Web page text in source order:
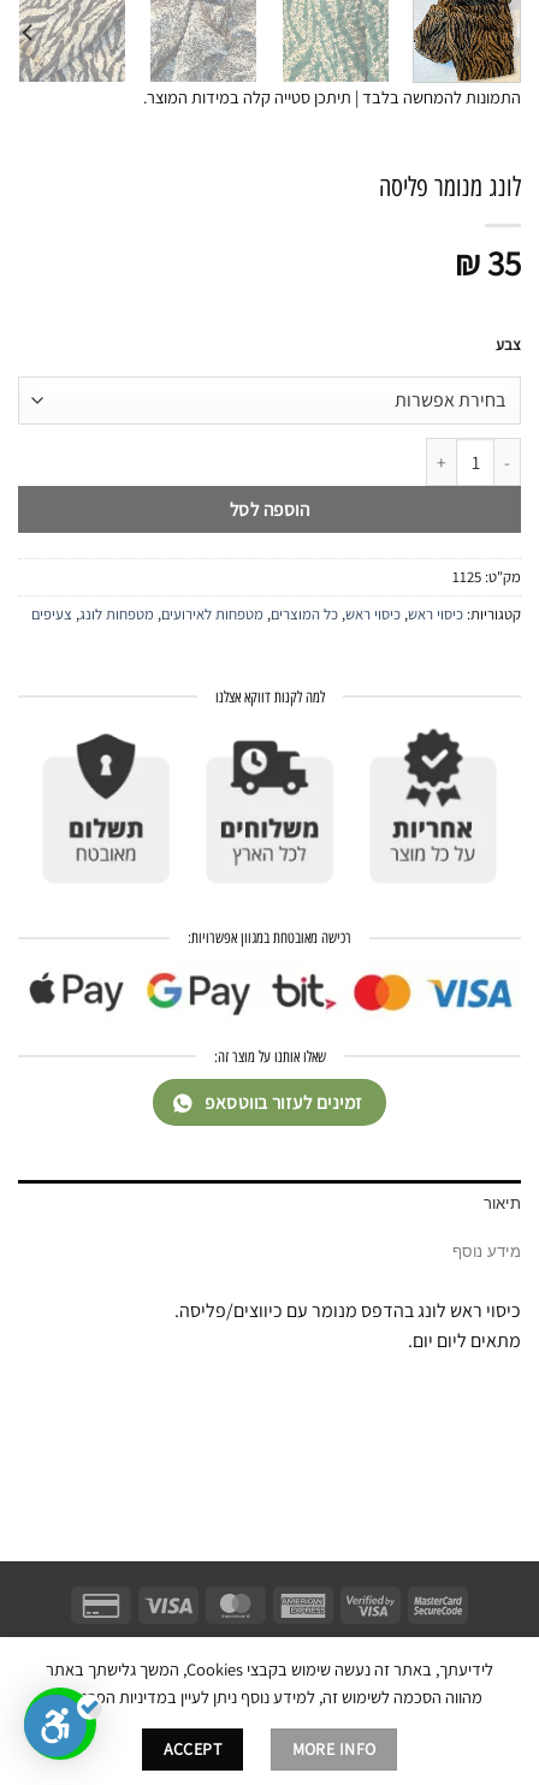
התמונות להמחשה בלבד | תיתכן סטייה קלה במידות המוצר.
לונג מנומר פליסה
₪35
צבע
כמות של לונג מנומר פליסה
הוספה לסל
מק"ט: 1125
קטגוריות: כיסוי ראש, כיסוי ראש, כל המוצרים, מטפחות לאירועים, מטפחות לונג, צעיפים
למה לקנות דווקא אצלנו
רכישה מאובטחת במגוון אפשרויות:
שאלו אותנו על מוצר זה:
זמינים לעזור בווטסאפ
תיאור
מידע נוסף
כיסוי ראש לונג בהדפס מנומר עם כיווצים/פליסה.
מתאים ליום יום.
בניית אתר חנות מכירות ע''י:
לידיעתך, באתר זה נעשה שימוש בקבצי Cookies, המשך גלישתך באתר
מהווה הסכמה לשימוש זה, למידע נוסף ניתן לעיין במדיניות הפרטיות.
MORE INFO
ACCEPT